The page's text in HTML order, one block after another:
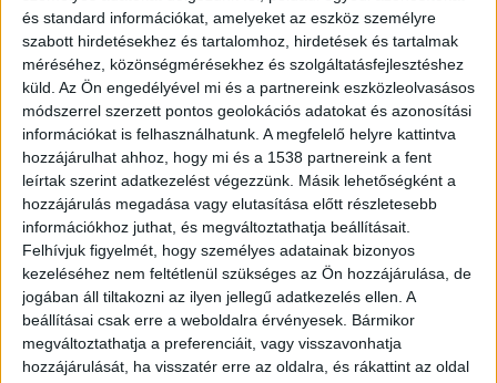
és standard információkat, amelyeket az eszköz személyre
szabott hirdetésekhez és tartalomhoz, hirdetések és tartalmak
méréséhez, közönségmérésekhez és szolgáltatásfejlesztéshez
küld. Az Ön engedélyével mi és a partnereink eszközleolvasásos
módszerrel szerzett pontos geolokációs adatokat és azonosítási
információkat is felhasználhatunk. A megfelelő helyre kattintva
hozzájárulhat ahhoz, hogy mi és a 1538 partnereink a fent
leírtak szerint adatkezelést végezzünk. Másik lehetőségként a
hozzájárulás megadása vagy elutasítása előtt részletesebb
információkhoz juthat, és megváltoztathatja beállításait.
Felhívjuk figyelmét, hogy személyes adatainak bizonyos
kezeléséhez nem feltétlenül szükséges az Ön hozzájárulása, de
jogában áll tiltakozni az ilyen jellegű adatkezelés ellen. A
beállításai csak erre a weboldalra érvényesek. Bármikor
megváltoztathatja a preferenciáit, vagy visszavonhatja
hozzájárulását, ha visszatér erre az oldalra, és rákattint az oldal
autósra zúdította. A konfliktus forrása a vádlott
– vagyis a büntetőfékező autós – szerint az volt,
hogy a másik sofőr túl lassan közlekedett, és a
sűrű forgalom miatt nem tudta őt azonnal
lehagyni.A Kékvillogó legfrissebb híreit ide
kattintva éred el! A Facebookon már 342 ezernél
is többen követnek minket.